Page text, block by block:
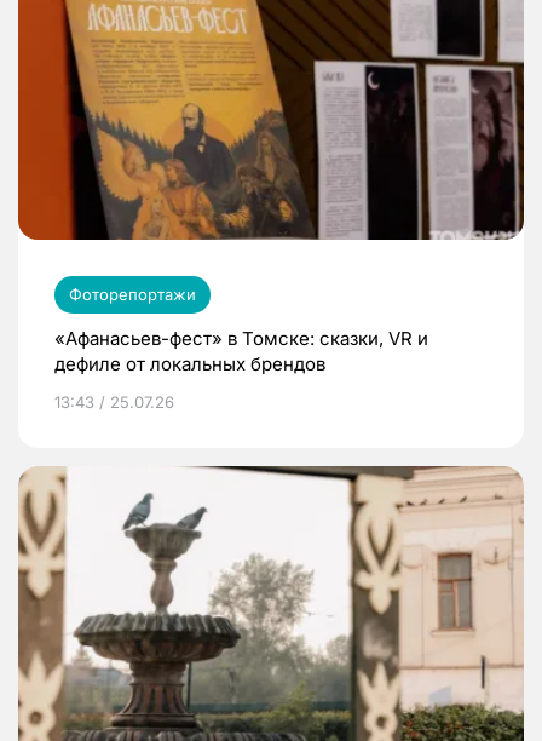
Фоторепортажи
«Афанасьев-фест» в Томске: сказки, VR и
дефиле от локальных брендов
13:43 / 25.07.26